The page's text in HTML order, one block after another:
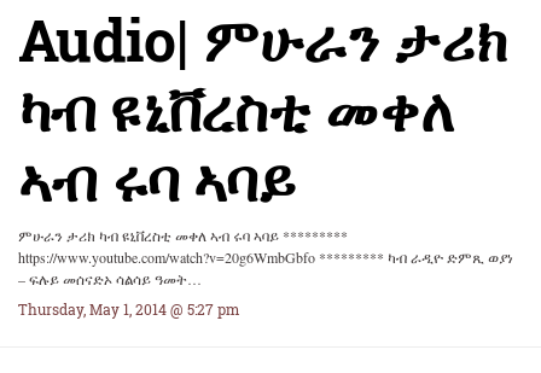
Audio| ምሁራን ታሪክ
ካብ ዩኒቨረስቲ መቀለ
ኣብ ሩባ ኣባይ
ምሁራን ታሪክ ካብ ዩኒቨረስቲ መቀለ ኣብ ሩባ ኣባይ *********
https://www.youtube.com/watch?v=20g6WmbGbfo ********* ካብ ራዲዮ ድምጺ ወያነ
– ፍሉይ መሰናድኦ ሳልሳይ ዓመት…
Thursday, May 1, 2014 @ 5:27 pm